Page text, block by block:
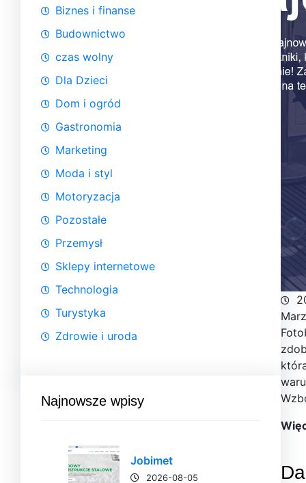
Biznes i finanse
Budownictwo
czas wolny
Dla Dzieci
Dom i ogród
Gastronomia
Marketing
Moda i styl
Motoryzacja
Pozostałe
Przemysł
Sklepy internetowe
Technologia
Turystyka
Zdrowie i uroda
Najnowsze wpisy
Jobimet
2026-08-05